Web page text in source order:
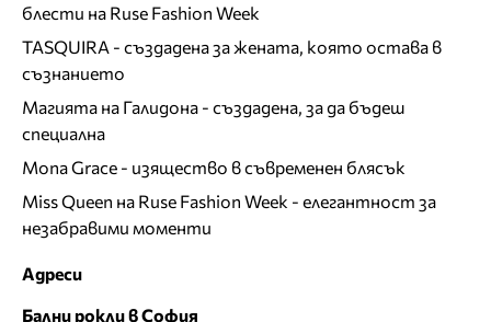
блести на Ruse Fashion Week
TASQUIRA - създадена за жената, която остава в
съзнанието
Магията на Галидона - създадена, за да бъдеш
специална
Mona Grace - изящество в съвременен блясък
Miss Queen на Ruse Fashion Week - елегантност за
незабравими моменти
Адреси
Бални рокли в София